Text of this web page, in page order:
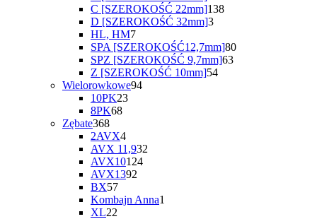
produktów
C [SZEROKOŚĆ 22mm]138138
D [SZEROKOŚĆ 32mm]33
HL, HM77
produktów
SPA [SZEROKOŚĆ12,7mm]8080
SPZ [SZEROKOŚĆ 9,7mm]6363
Z [SZEROKOŚĆ 10mm]5454
Wielorowkowe9494
10PK2323
8PK6868
Zębate368368
produktów
2AVX44
produkty
AVX 11,932
AVX10124124
AVX1392
BX5757
produktów
Kombajn Anna1
XL22